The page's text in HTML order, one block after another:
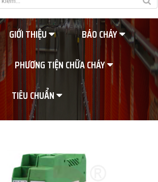
GIỚI THIỆU
BÁO CHÁY
PHƯƠNG TIỆN CHỮA CHÁY
TIÊU CHUẨN